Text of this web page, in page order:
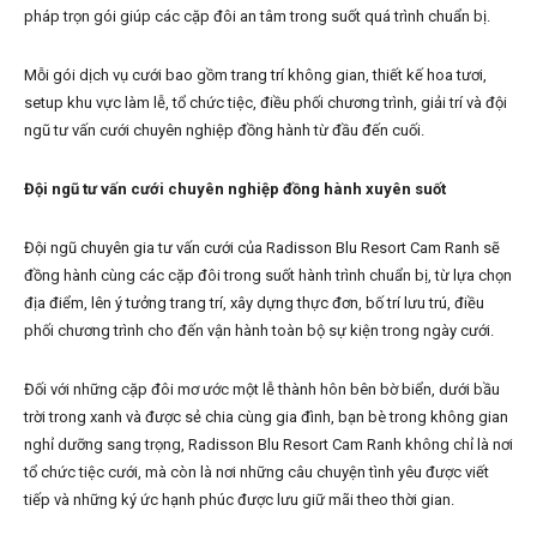
pháp trọn gói giúp các cặp đôi an tâm trong suốt quá trình chuẩn bị.
Mỗi gói dịch vụ cưới bao gồm trang trí không gian, thiết kế hoa tươi,
setup khu vực làm lễ, tổ chức tiệc, điều phối chương trình, giải trí và đội
ngũ tư vấn cưới chuyên nghiệp đồng hành từ đầu đến cuối.
Đội ngũ tư vấn cưới chuyên nghiệp đồng hành xuyên suốt
Đội ngũ chuyên gia tư vấn cưới của Radisson Blu Resort Cam Ranh sẽ
đồng hành cùng các cặp đôi trong suốt hành trình chuẩn bị, từ lựa chọn
địa điểm, lên ý tưởng trang trí, xây dựng thực đơn, bố trí lưu trú, điều
phối chương trình cho đến vận hành toàn bộ sự kiện trong ngày cưới.
Đối với những cặp đôi mơ ước một lễ thành hôn bên bờ biển, dưới bầu
trời trong xanh và được sẻ chia cùng gia đình, bạn bè trong không gian
nghỉ dưỡng sang trọng, Radisson Blu Resort Cam Ranh không chỉ là nơi
tổ chức tiệc cưới, mà còn là nơi những câu chuyện tình yêu được viết
tiếp và những ký ức hạnh phúc được lưu giữ mãi theo thời gian.